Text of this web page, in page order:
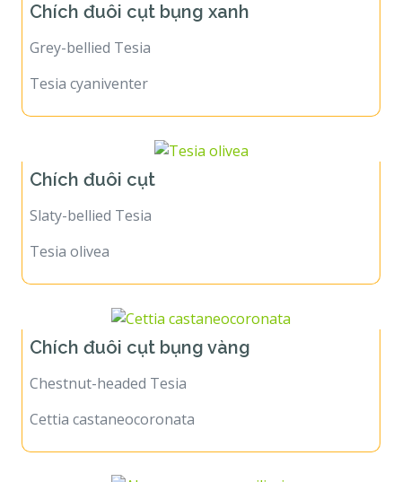
Chích đuôi cụt bụng xanh
Grey-bellied Tesia
Tesia cyaniventer
Chích đuôi cụt
Slaty-bellied Tesia
Tesia olivea
Chích đuôi cụt bụng vàng
Chestnut-headed Tesia
Cettia castaneocoronata